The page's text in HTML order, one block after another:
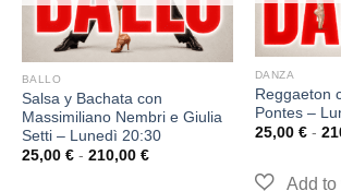
BALLO
Salsa y Bachata con
Massimiliano Nembri e Giulia
Setti – Lunedì 20:30
25,00 € - 210,00 €
DANZA
Reggaeton
Pontes –
25,00 € -